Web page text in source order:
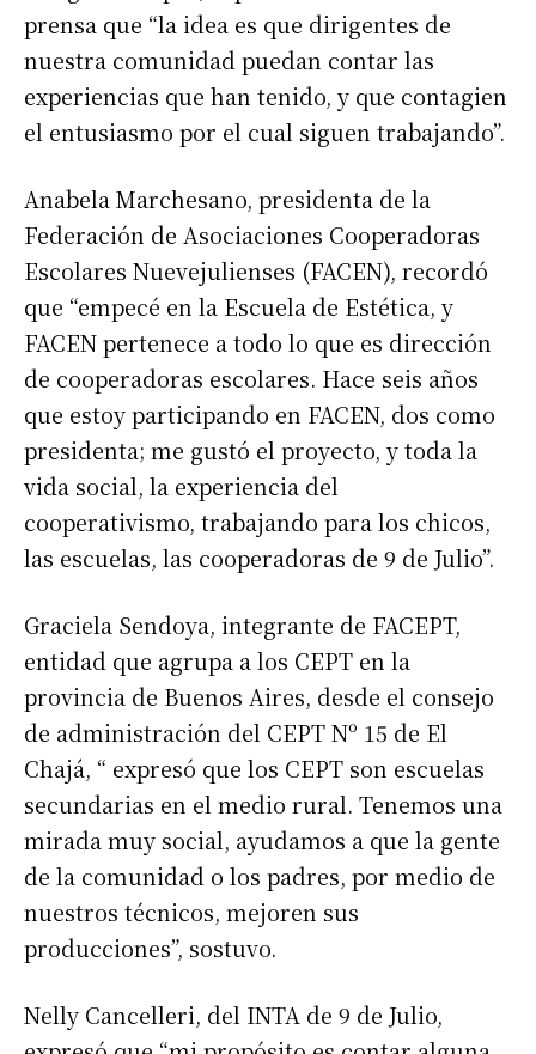
prensa que “la idea es que dirigentes de
nuestra comunidad puedan contar las
experiencias que han tenido, y que contagien
el entusiasmo por el cual siguen trabajando”.
Anabela Marchesano, presidenta de la
Federación de Asociaciones Cooperadoras
Escolares Nuevejulienses (FACEN), recordó
que “empecé en la Escuela de Estética, y
FACEN pertenece a todo lo que es dirección
de cooperadoras escolares. Hace seis años
que estoy participando en FACEN, dos como
presidenta; me gustó el proyecto, y toda la
vida social, la experiencia del
cooperativismo, trabajando para los chicos,
las escuelas, las cooperadoras de 9 de Julio”.
Graciela Sendoya, integrante de FACEPT,
entidad que agrupa a los CEPT en la
provincia de Buenos Aires, desde el consejo
de administración del CEPT Nº 15 de El
Chajá, “ expresó que los CEPT son escuelas
secundarias en el medio rural. Tenemos una
mirada muy social, ayudamos a que la gente
de la comunidad o los padres, por medio de
nuestros técnicos, mejoren sus
producciones”, sostuvo.
Nelly Cancelleri, del INTA de 9 de Julio,